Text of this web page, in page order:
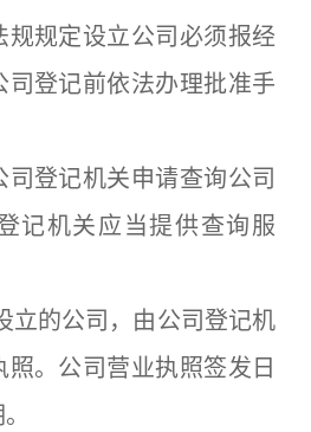
规定设立公司必须报经
司登记前依法办理批准手
登记机关申请查询公司
记机关应当提供查询服
的公司，由公司登记机
。公司营业执照签发日